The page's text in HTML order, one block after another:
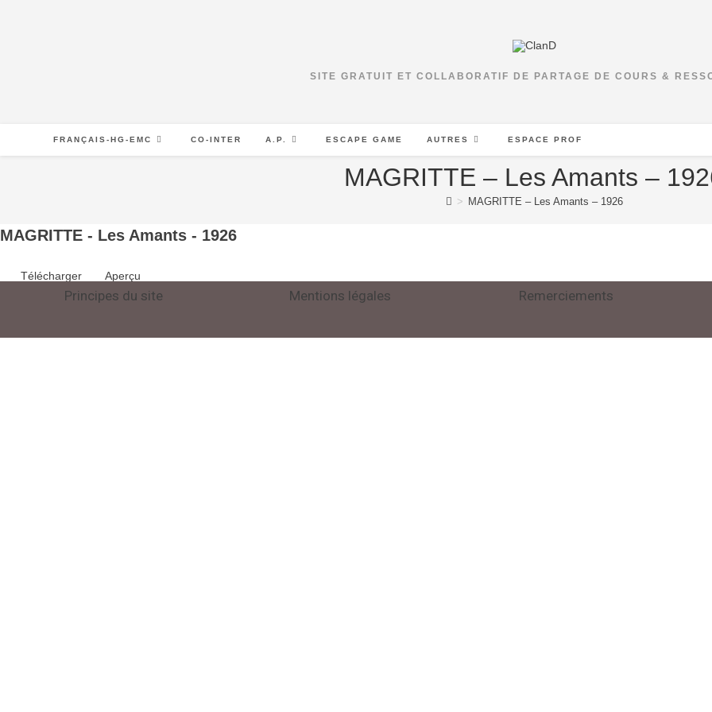
SITE GRATUIT ET COLLABORATIF DE PARTAGE DE COURS &
FRANÇAIS-HG-EMC CO-INTER A.P. ESCAPE GAME AUTRES ESPACE PROF
MAGRITTE – Les Amants –
> MAGRITTE – Les Amants – 1926
MAGRITTE - Les Amants - 1926
Télécharger Aperçu
Principes du site Mentions légales Remerciements